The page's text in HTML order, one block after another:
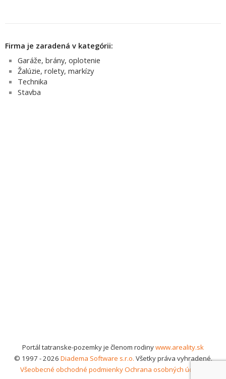
Firma je zaradená v kategórii:
Garáže, brány, oplotenie
Žalúzie, rolety, markízy
Technika
Stavba
Portál tatranske-pozemky je členom rodinywww.areality.sk
© 1997 - 2026 Diadema Software s.r.o. Všetky práva vyhradené.
Všeobecné obchodné podmienkyOchrana osobných údajov